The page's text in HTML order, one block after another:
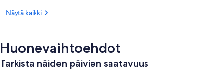
Näytä kaikki
Huonevaihtoehdot
Tarkista näiden päivien saatavuus